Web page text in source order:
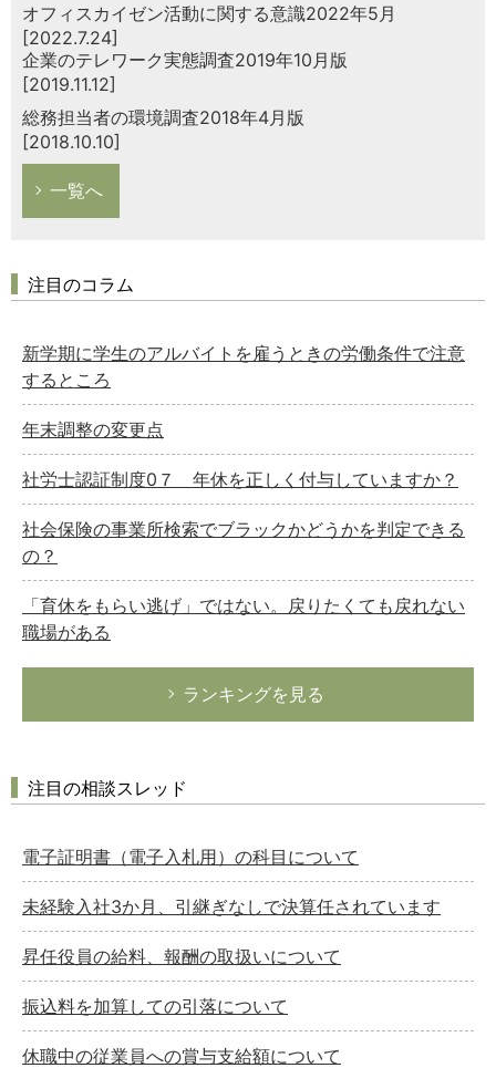
オフィスカイゼン活動に関する意識2022年5月
[2022.7.24]
企業のテレワーク実態調査2019年10月版
[2019.11.12]
総務担当者の環境調査2018年4月版
[2018.10.10]
一覧へ
注目のコラム
新学期に学生のアルバイトを雇うときの労働条件で注意
するところ
年末調整の変更点
社労士認証制度0７ 年休を正しく付与していますか？
社会保険の事業所検索でブラックかどうかを判定できる
の？
「育休をもらい逃げ」ではない。戻りたくても戻れない
職場がある
ランキングを見る
注目の相談スレッド
電子証明書（電子入札用）の科目について
未経験入社3か月、引継ぎなしで決算任されています
昇任役員の給料、報酬の取扱いについて
振込料を加算しての引落について
休職中の従業員への賞与支給額について